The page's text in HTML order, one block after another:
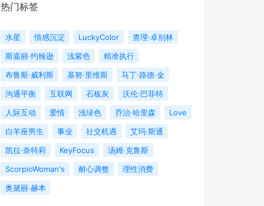
热门标签
水星 情感沉淀 LuckyColor
查理·卓别林
斯嘉丽·约翰逊
浅紫色
精准执行
布鲁斯·威利斯
基努·里维斯
马丁·路德·金
沟通平衡
互联网 石板灰
沃伦·巴菲特
人际互动
爱情 浅绿色 乔治·哈里森
Love
白羊座男生
事业 社交机遇
艾玛·斯通
凯拉·奈特莉
KeyFocus
汤姆·克鲁斯
ScorpioWoman's
耐心调整
理性消费
奥黛丽·赫本